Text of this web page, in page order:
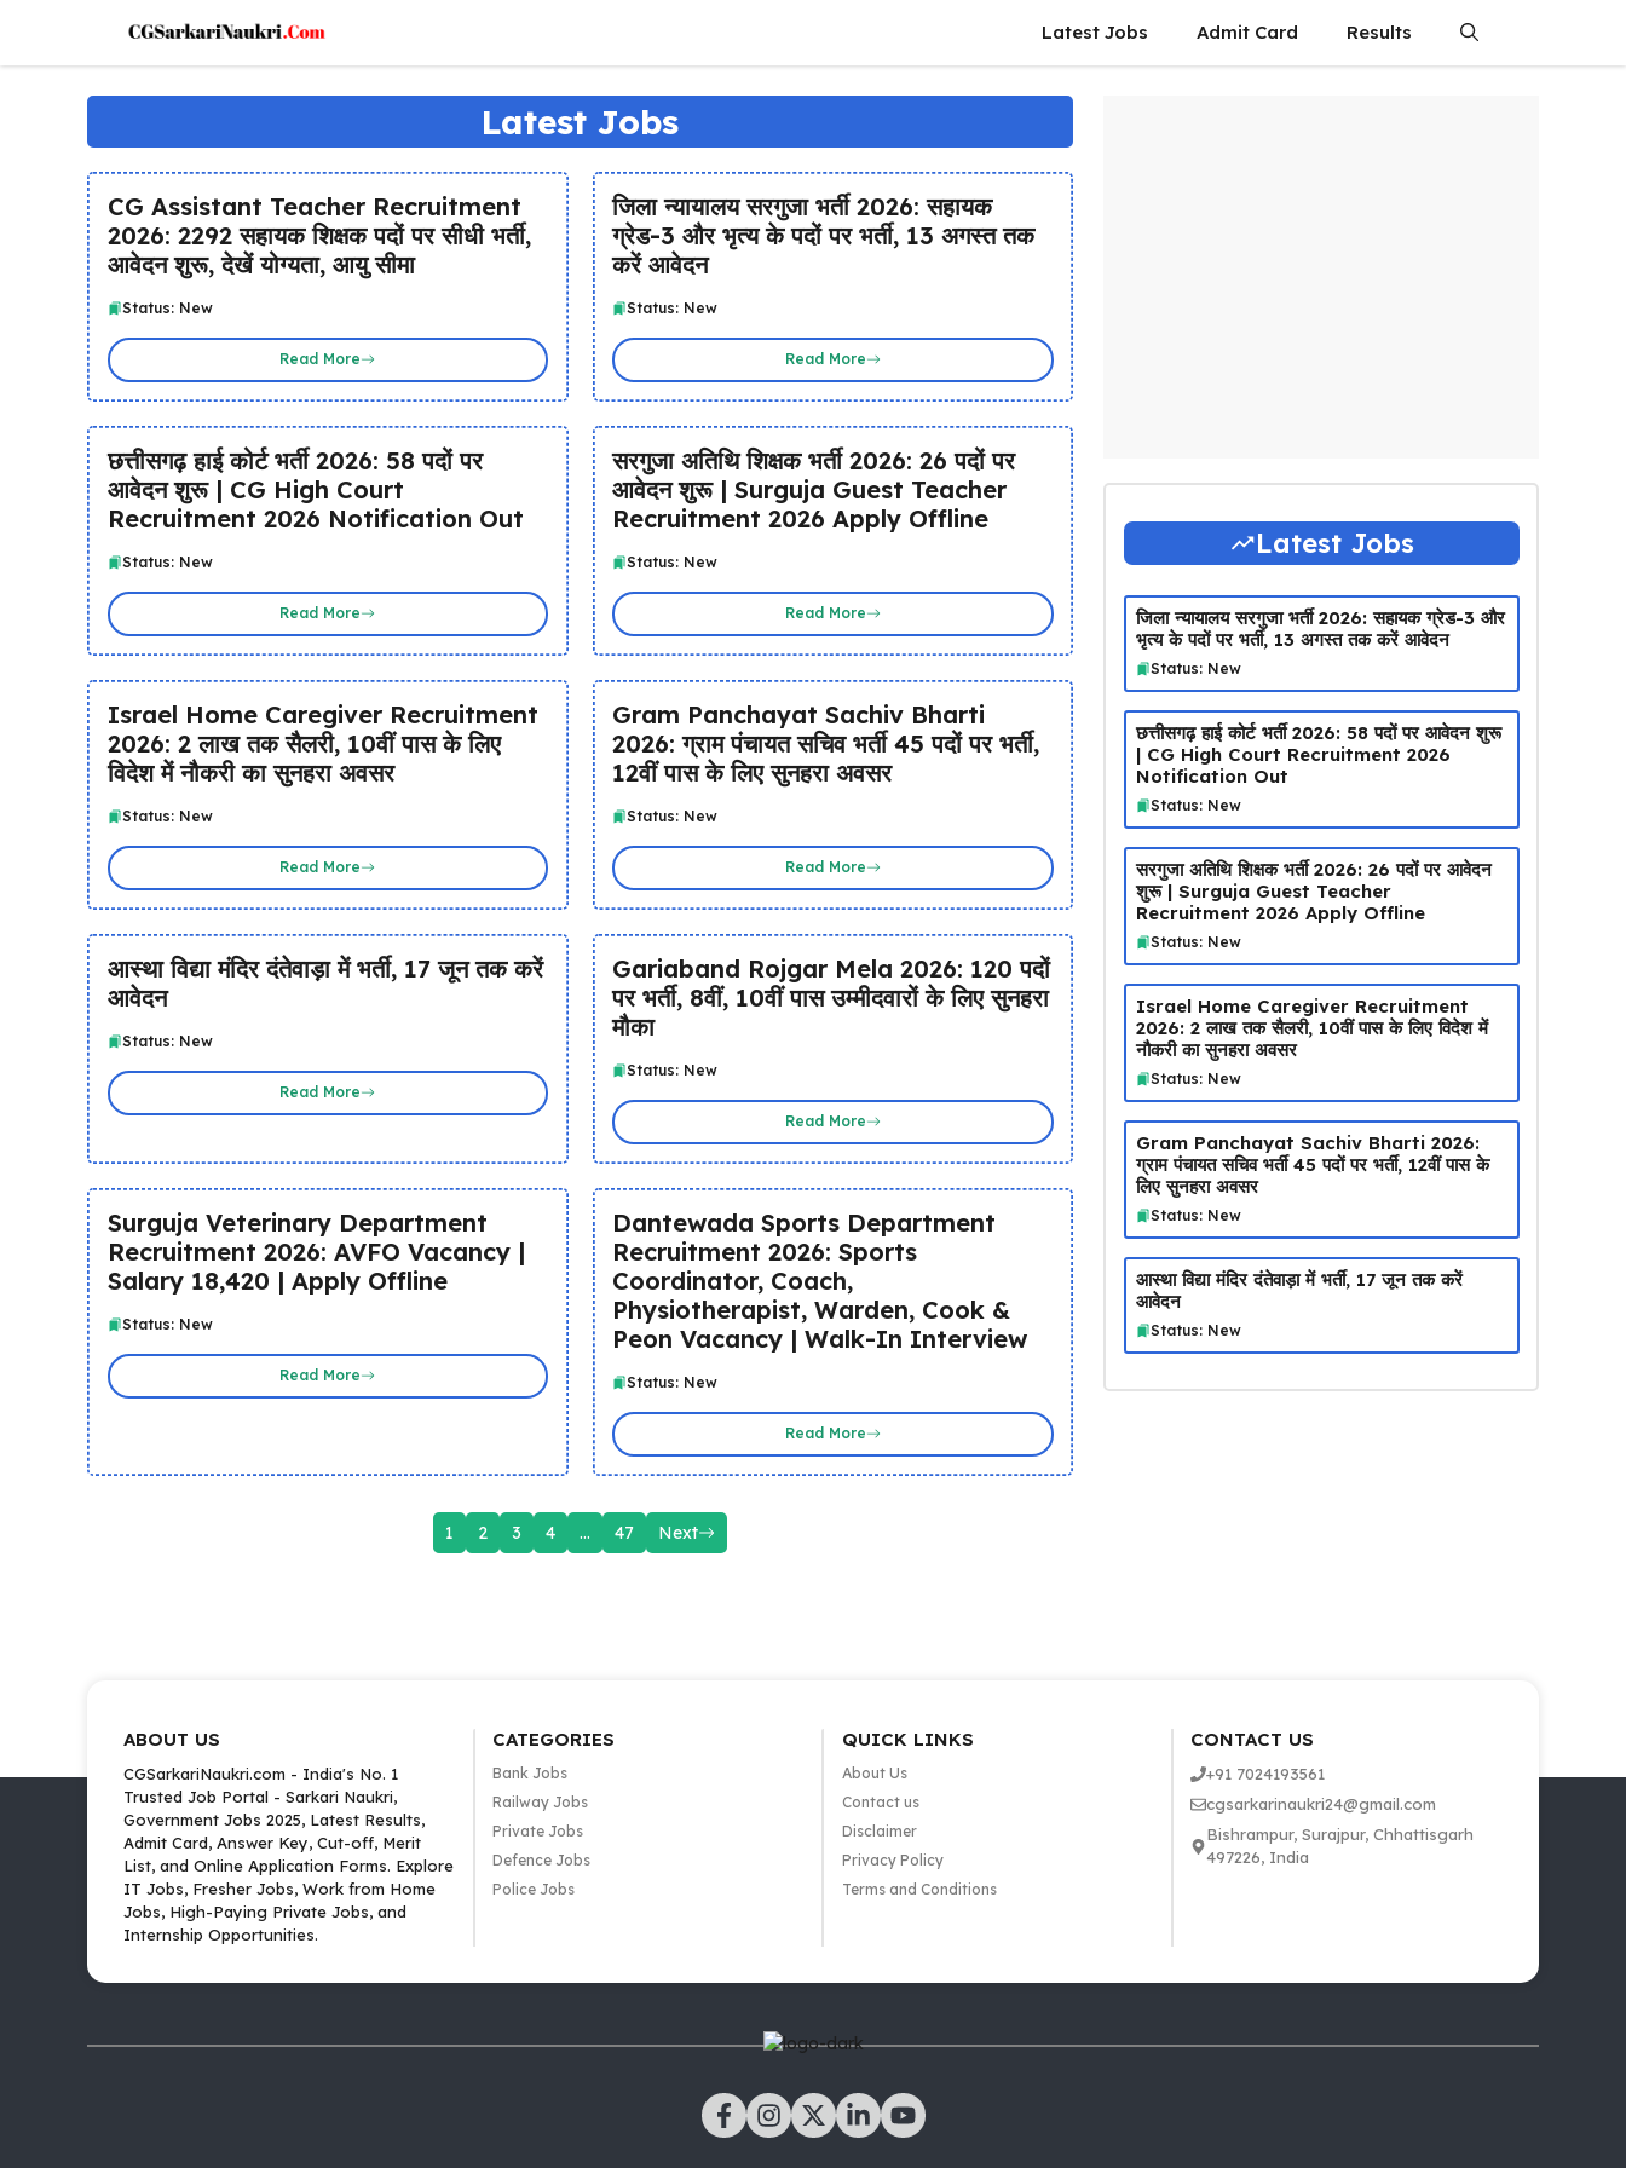
content
Latest Jobs Admit Card Results
Latest Jobs
CG Assistant Teacher Recruitment
2026: 2292 सहायक शिक्षक पदों पर सीधी भर्ती,
आवेदन शुरू, देखें योग्यता, आयु सीमा
Status: New
Read More
जिला न्यायालय सरगुजा भर्ती 2026: सहायक
ग्रेड-3 और भृत्य के पदों पर भर्ती, 13 अगस्त तक
करें आवेदन
Status: New
Read More
छत्तीसगढ़ हाई कोर्ट भर्ती 2026: 58 पदों पर
आवेदन शुरू | CG High Court
Recruitment 2026 Notification Out
Status: New
Read More
सरगुजा अतिथि शिक्षक भर्ती 2026: 26 पदों पर
आवेदन शुरू | Surguja Guest Teacher
Recruitment 2026 Apply Offline
Status: New
Read More
Israel Home Caregiver Recruitment
2026: ₹2 लाख तक सैलरी, 10वीं पास के लिए
विदेश में नौकरी का सुनहरा अवसर
Status: New
Read More
Gram Panchayat Sachiv Bharti
2026: ग्राम पंचायत सचिव भर्ती 45 पदों पर भर्ती,
12वीं पास के लिए सुनहरा अवसर
Status: New
Read More
आस्था विद्या मंदिर दंतेवाड़ा में भर्ती, 17 जून तक करें
आवेदन
Status: New
Read More
Gariaband Rojgar Mela 2026: 120 पदों
पर भर्ती, 8वीं, 10वीं पास उम्मीदवारों के लिए सुनहरा
मौका
Status: New
Read More
Surguja Veterinary Department
Recruitment 2026: AVFO Vacancy |
Salary ₹18,420 | Apply Offline
Status: New
Read More
Dantewada Sports Department
Recruitment 2026: Sports
Coordinator, Coach,
Physiotherapist, Warden, Cook &
Peon Vacancy | Walk-In Interview
Status: New
Read More
1 2 3 4 … 47 Next
Latest Jobs
जिला न्यायालय सरगुजा भर्ती 2026: सहायक ग्रेड-3 और
भृत्य के पदों पर भर्ती, 13 अगस्त तक करें आवेदन
Status: New
छत्तीसगढ़ हाई कोर्ट भर्ती 2026: 58 पदों पर आवेदन शुरू
| CG High Court Recruitment 2026
Notification Out
Status: New
सरगुजा अतिथि शिक्षक भर्ती 2026: 26 पदों पर आवेदन
शुरू | Surguja Guest Teacher
Recruitment 2026 Apply Offline
Status: New
Israel Home Caregiver Recruitment
2026: ₹2 लाख तक सैलरी, 10वीं पास के लिए विदेश में
नौकरी का सुनहरा अवसर
Status: New
Gram Panchayat Sachiv Bharti 2026:
ग्राम पंचायत सचिव भर्ती 45 पदों पर भर्ती, 12वीं पास के
लिए सुनहरा अवसर
Status: New
आस्था विद्या मंदिर दंतेवाड़ा में भर्ती, 17 जून तक करें
आवेदन
Status: New
ABOUT US
CGSarkariNaukri.com - India's No. 1
Trusted Job Portal - Sarkari Naukri,
Government Jobs 2025, Latest Results,
Admit Card, Answer Key, Cut-off, Merit
List, and Online Application Forms. Explore
IT Jobs, Fresher Jobs, Work from Home
Jobs, High-Paying Private Jobs, and
Internship Opportunities.
CATEGORIES
Bank Jobs
Railway Jobs
Private Jobs
Defence Jobs
Police Jobs
QUICK LINKS
About Us
Contact us
Disclaimer
Privacy Policy
Terms and Conditions
CONTACT US
+91 7024193561
cgsarkarinaukri24@gmail.com
Bishrampur, Surajpur, Chhattisgarh
497226, India